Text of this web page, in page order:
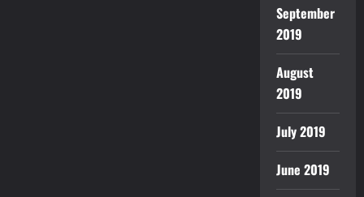
September
2019
August
2019
July 2019
June 2019